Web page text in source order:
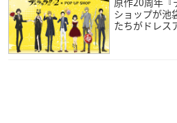
ショップが池
たちがドレス